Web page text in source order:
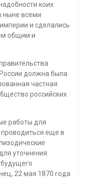
коих
ныне всеми
и сделались
общим и
должна была
частная
российских
работы для
еще в
уточнения
22 мая 1870 года